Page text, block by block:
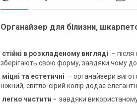
Органайзер для білизни,
стійкі в розкладеному вигляді –
зберігають свою форму, завдяки чому
міцні та естетичні – органайзери
ніжний, світло-сірий колір додає
легко чистити - завдяки